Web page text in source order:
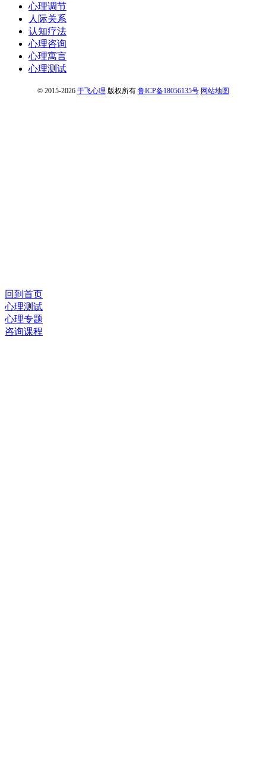
心理调节
人际关系
认知疗法
心理咨询
心理寓言
心理测试
© 2015-2026 于飞心理 版权所有 鲁ICP备18056135号 网站地图
回到首页
心理测试
心理专题
咨询课程